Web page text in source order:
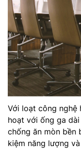
Với loạt công nghệ
hoạt với ống ga
chống ăn mòn bền
kiệm năng lượng